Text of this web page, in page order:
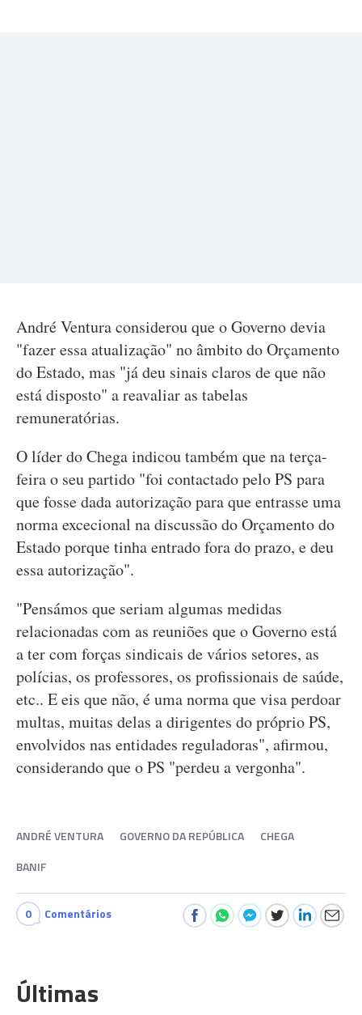
André Ventura considerou que o Governo devia
"fazer essa atualização" no âmbito do Orçamento
do Estado, mas "já deu sinais claros de que não
está disposto" a reavaliar as tabelas
remuneratórias.
O líder do Chega indicou também que na terça-
feira o seu partido "foi contactado pelo PS para
que fosse dada autorização para que entrasse uma
norma excecional na discussão do Orçamento do
Estado porque tinha entrado fora do prazo, e deu
essa autorização".
"Pensámos que seriam algumas medidas
relacionadas com as reuniões que o Governo está
a ter com forças sindicais de vários setores, as
polícias, os professores, os profissionais de saúde,
etc.. E eis que não, é uma norma que visa perdoar
multas, muitas delas a dirigentes do próprio PS,
envolvidos nas entidades reguladoras", afirmou,
considerando que o PS "perdeu a vergonha".
ANDRÉ VENTURA GOVERNO DA REPÚBLICA
CHEGA
BANIF
0 Comentários
Últimas